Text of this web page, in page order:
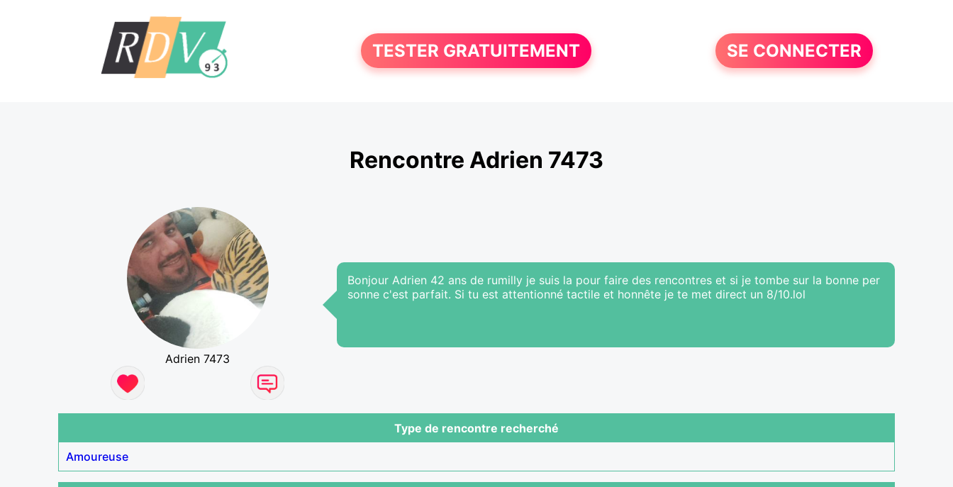
TESTER GRATUITEMENT SE CONNECTER
Rencontre Adrien 7473
Adrien 7473
Bonjour Adrien 42 ans de rumilly je suis la pour faire des rencontres et si je tombe sur la bonne per
sonne c'est parfait. Si tu est attentionné tactile et honnête je te met direct un 8/10.lol
Type de rencontre recherché
Amoureuse